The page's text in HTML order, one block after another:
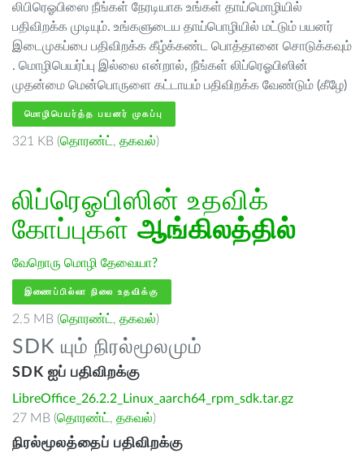
லிபிரெஓபிஸை நீங்கள் நேரடியாக உங்கள் தாய்மொழியில்
பதிவிறக்க முடியும். உங்களுடைய தாய்பொழியில் மட்டும் பயனர்
இடைமுகப்பை பதிவிறக்க கீழ்க்கண்ட பொத்தானை சொடுக்கவும்
. மொழிபெயர்ப்பு இல்லை என்றால், நீங்கள் லிப்ரெஓபிஸின்
முதன்மை மென்பொருளை கட்டாயம் பதிவிறக்க வேண்டும் (கீழே)
மொழிபெயர்த்த பயனர் முகப்பு
321 KB (தொரண்ட் , தகவல்)
லிப்ரெஓபிஸின் உதவிக்
கோப்புகள் ஆங்கிலத்தில்
வேறொரு மொழி தேவையா?
இணைப்பில்லா நிலை உதவிக்கு
2.5 MB (தொரண்ட் , தகவல்)
SDK யும் நிரல்மூலமும்
SDK ஐப் பதிவிறக்கு
LibreOffice_26.2.2_Linux_aarch64_rpm_sdk.tar.gz
27 MB (தொரண்ட் , தகவல்)
நிரல்மூலத்தைப் பதிவிறக்கு